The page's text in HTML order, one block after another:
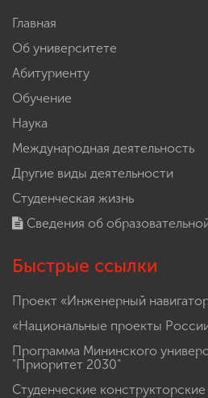
Главная
Об университете
Абитуриенту
Обучение
Наука
Международная деятельность
Другие виды деятельности
Студенческая жизнь
Сведения об
Быстрые ссылки
Проект «Инженерный
«Национальные проекты
Программа Мининского
"Приоритет 2030"
Студенческие